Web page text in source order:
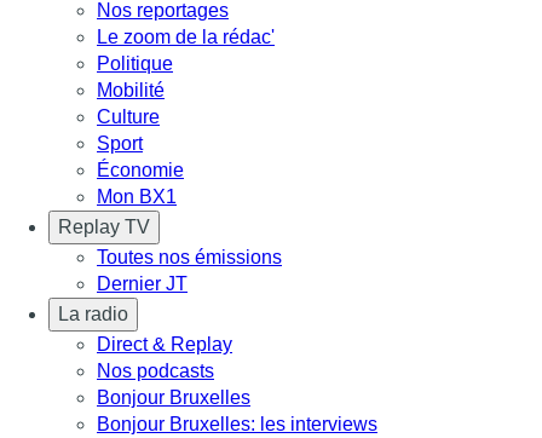
Nos reportages
Le zoom de la rédac'
Politique
Mobilité
Culture
Sport
Économie
Mon BX1
Replay TV
Toutes nos émissions
Dernier JT
La radio
Direct & Replay
Nos podcasts
Bonjour Bruxelles
Bonjour Bruxelles: les interviews